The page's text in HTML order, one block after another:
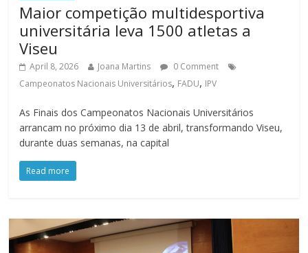
Maior competição multidesportiva
universitária leva 1500 atletas a
Viseu
April 8, 2026 Joana Martins
0 Comment
Campeonatos Nacionais Universitários, FADU, IPV
As Finais dos Campeonatos Nacionais Universitários
arrancam no próximo dia 13 de abril, transformando Viseu,
durante duas semanas, na capital
Read more